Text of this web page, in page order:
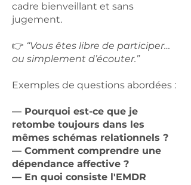
cadre bienveillant et sans
jugement.
👉 “Vous êtes libre de participer…
ou simplement d’écouter.”
Exemples de questions abordées :
— Pourquoi est-ce que je
retombe toujours dans les
mêmes schémas relationnels ?
— Comment comprendre une
dépendance affective ?
— En quoi consiste l'EMDR